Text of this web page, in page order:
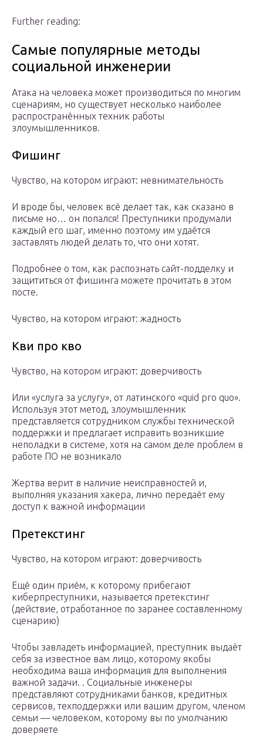
Further reading:
Самые популярные методы
социальной инженерии
Атака на человека может производиться по многим
сценариям, но существует несколько наиболее
распространённых техник работы
злоумышленников.
Фишинг
Чувство, на котором играют: невнимательность
И вроде бы, человек всё делает так, как сказано в
письме но… он попался! Преступники продумали
каждый его шаг, именно поэтому им удаётся
заставлять людей делать то, что они хотят.
Подробнее о том, как распознать сайт-подделку и
защититься от фишинга можете прочитать в этом
посте.
Чувство, на котором играют: жадность
Кви про кво
Чувство, на котором играют: доверчивость
Или «услуга за услугу», от латинского «quid pro quo».
Используя этот метод, злоумышленник
представляется сотрудником службы технической
поддержки и предлагает исправить возникшие
неполадки в системе, хотя на самом деле проблем в
работе ПО не возникало
Жертва верит в наличие неисправностей и,
выполняя указания хакера, лично передаёт ему
доступ к важной информации
Претекстинг
Чувство, на котором играют: доверчивость
Ещё один приём, к которому прибегают
киберпреступники, называется претекстинг
(действие, отработанное по заранее составленному
сценарию)
Чтобы завладеть информацией, преступник выдаёт
себя за известное вам лицо, которому якобы
необходима ваша информация для выполнения
важной задачи. . Социальные инженеры
представляют сотрудниками банков, кредитных
сервисов, техподдержки или вашим другом, членом
семьи — человеком, которому вы по умолчанию
доверяете